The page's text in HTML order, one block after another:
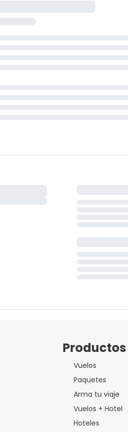
Productos
Vuelos
Paquetes
Arma tu viaje
Vuelos + Hotel
Hoteles